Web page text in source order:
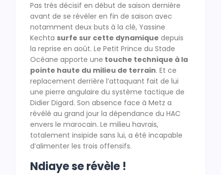
Pas très décisif en début de saison dernière
avant de se révéler en fin de saison avec
notamment deux buts à la clé, Yassine
Kechta surfe sur cette dynamique depuis
la reprise en août. Le Petit Prince du Stade
Océane apporte une touche technique à la
pointe haute du milieu de terrain. Et ce
replacement derrière l’attaquant fait de lui
une pierre angulaire du système tactique de
Didier Digard. Son absence face à Metz a
révélé au grand jour la dépendance du HAC
envers le marocain. Le milieu havrais,
totalement insipide sans lui, a été incapable
d’alimenter les trois offensifs.
Ndiaye se révèle !